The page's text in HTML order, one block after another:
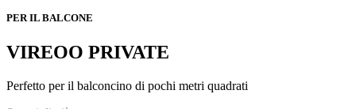
PER IL BALCONE
VIREOO PRIVATE
Perfetto per il balconcino di pochi metri quadrati